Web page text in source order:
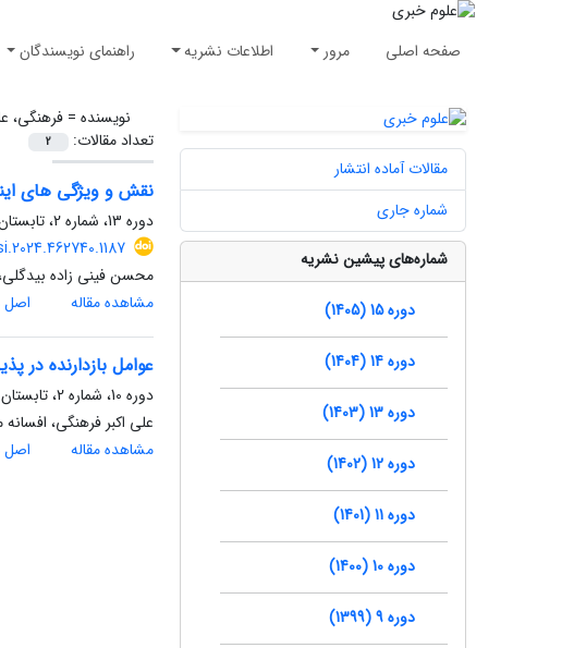
صفحه اصلی مرور اطلاعات نشریه راهنمای نویسندگان
نویسنده =فرهنگی،
تعداد مقالات:
2
نقش و ویژگی های
دوره 13، شماره 2، تابستان 1403
محسن فینی زاده
مشاهده مقاله
اصل
عوامل بازدارنده در
دوره 10، شماره 2، تابستان 1400، صفحه
علی اکبر فرهنگی،
مشاهده مقاله
اصل
مقالات آماده انتشار
شماره جاری
شماره‌های پیشین نشریه
دوره 15 (1405)
دوره 14 (1404)
دوره 13 (1403)
دوره 12 (1402)
دوره 11 (1401)
دوره 10 (1400)
دوره 9 (1399)